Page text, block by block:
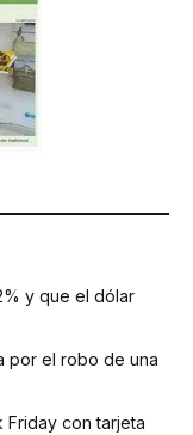
y que el dólar
por el robo de una
Friday con tarjeta